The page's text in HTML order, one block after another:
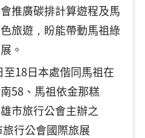
推廣碳排計算遊程及馬
旅遊，盼能帶動馬祖綠
。
至18日本處偕同馬祖在
58、馬祖依金那糕
市旅行公會主辦之
旅行公會國際旅展